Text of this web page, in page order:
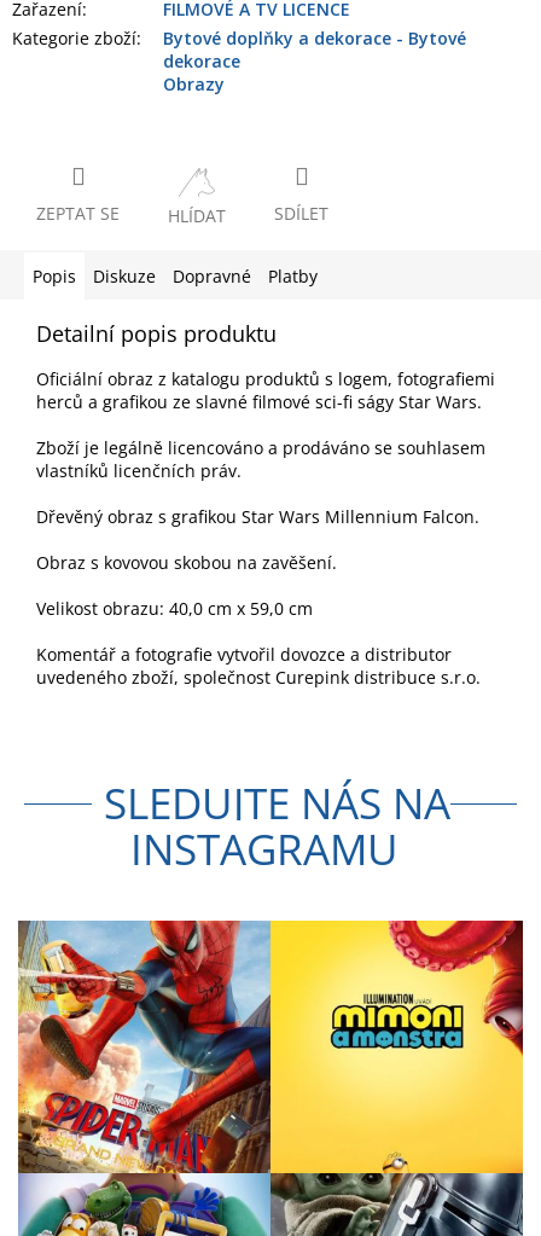
Zařazení:
FILMOVÉ A TV LICENCE
Kategorie zboží:
Bytové doplňky a dekorace - Bytové
dekorace
Obrazy
ZEPTAT SE HLÍDAT SDÍLET
Popis Diskuze Dopravné Platby
Detailní popis produktu
Oficiální obraz z katalogu produktů s logem, fotografiemi
herců a grafikou ze slavné filmové sci-fi ságy Star Wars.
Zboží je legálně licencováno a prodáváno se souhlasem
vlastníků licenčních práv.
Dřevěný obraz s grafikou Star Wars Millennium Falcon.
Obraz s kovovou skobou na zavěšení.
Velikost obrazu: 40,0 cm x 59,0 cm
Komentář a fotografie vytvořil dovozce a distributor
uvedeného zboží, společnost Curepink distribuce s.r.o.
SLEDUJTE NÁS NA
INSTAGRAMU